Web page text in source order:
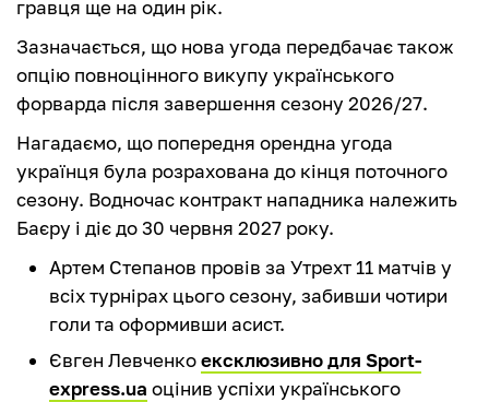
гравця ще на один рік.
Зазначається, що нова угода передбачає також
опцію повноцінного викупу українського
форварда після завершення сезону 2026/27.
Нагадаємо, що попередня орендна угода
українця була розрахована до кінця поточного
сезону. Водночас контракт нападника належить
Баєру і діє до 30 червня 2027 року.
Артем Степанов провів за Утрехт 11 матчів у
всіх турнірах цього сезону, забивши чотири
голи та оформивши асист.
Євген Левченкоексклюзивно для Sport-
express.ua оцінив успіхи українського